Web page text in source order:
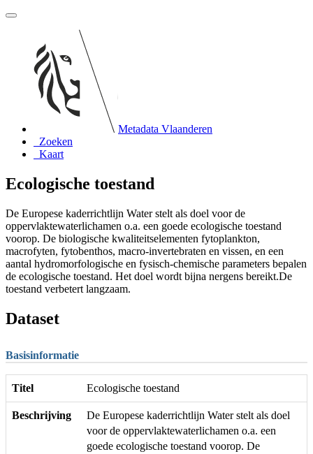
Metadata Vlaanderen
Zoeken
Kaart
Ecologische toestand
De Europese kaderrichtlijn Water stelt als doel voor de
oppervlaktewaterlichamen o.a. een goede ecologische toestand
voorop. De biologische kwaliteitselementen fytoplankton,
macrofyten, fytobenthos, macro-invertebraten en vissen, en een
aantal hydromorfologische en fysisch-chemische parameters bepalen
de ecologische toestand. Het doel wordt bijna nergens bereikt.De
toestand verbetert langzaam.
Dataset
Basisinformatie
Titel Ecologische toestand
Beschrijving
De Europese kaderrichtlijn Water stelt als doel
voor de oppervlaktewaterlichamen o.a. een
goede ecologische toestand voorop. De